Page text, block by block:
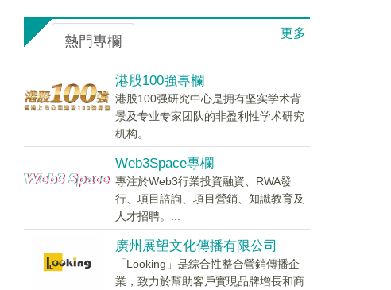
更多
熱門專欄
港股100強專欄
港股100强研究中心是拥有坚实学术背
景及专业专家团队的非盈利性学术研究
机构。...
Web3Space專欄
專注於Web3行業投資融資、RWA發
行、項目諮詢、項目營銷、知識教育及
人才招聘。...
廣州展望文化傳播有限公司
「Looking」是綜合性整合營銷傳播企
業，致力於幫助客戶實現品牌增長和商